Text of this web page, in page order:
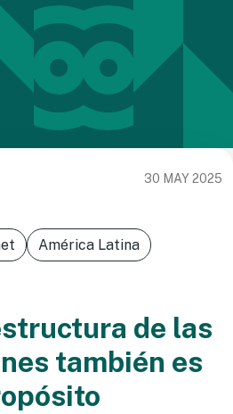
30 MAY 2025
América Latina
de las
también es